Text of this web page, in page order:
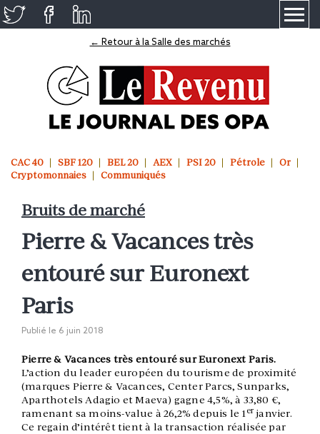
← Retour à la Salle des marchés
CAC 40 SBF 120 BEL 20 AEX PSI 20 Pétrole
Or
Cryptomonnaies
Communiqués
Bruits de marché
Pierre & Vacances très
entouré sur Euronext
Paris
Publié le 6 juin 2018
Pierre & Vacances très entouré sur Euronext Paris.
L’action du leader européen du tourisme de proximité
(marques Pierre & Vacances, Center Parcs, Sunparks,
Aparthotels Adagio et Maeva) gagne 4,5%, à 33,80 €,
ramenant sa moins-value à 26,2% depuis le 1 er janvier.
Ce regain d’intérêt tient à la transaction réalisée par